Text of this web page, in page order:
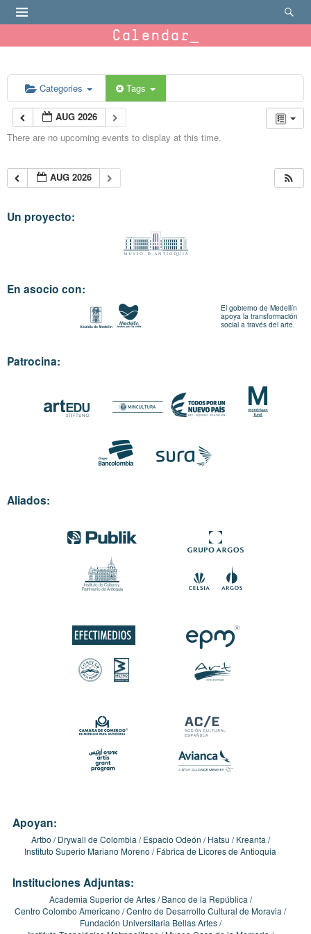
Calendar
Categories Tags
AUG 2026
There are no upcoming events to display at this time.
AUG 2026
Un proyecto:
En asocio con:
El gobierno de Medellín
apoya la transformación
social a través del arte.
Patrocina:
Aliados:
Apoyan:
Artbo Drywall de Colombia Espacio Odeón Hatsu
Kreanta
Instituto Superio Mariano Moreno
Fábrica de Licores de Antioquia
Instituciones Adjuntas:
Academia Superior de Artes
Banco de la República
Centro Colombo Americano Centro de Desarrollo Cultural de Moravia
Fundación Universitaria Bellas Artes